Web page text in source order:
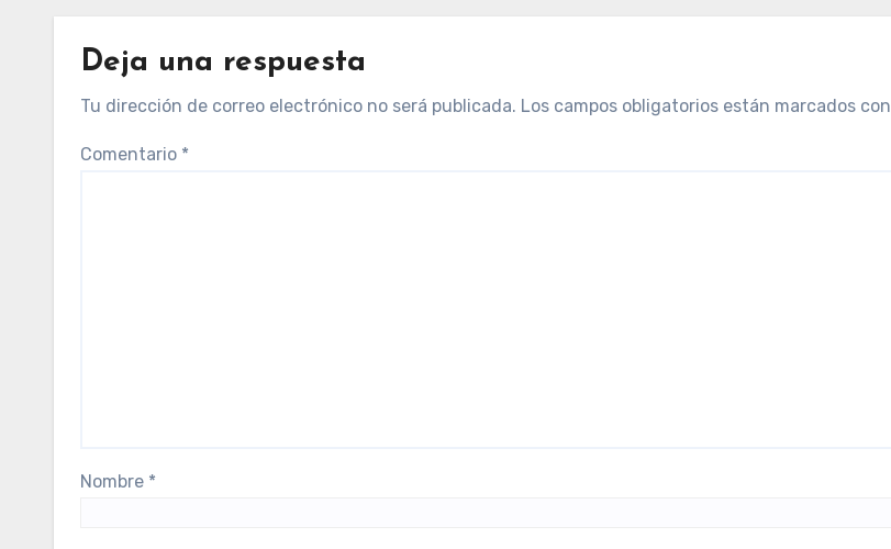
Deja una respuesta
Tu dirección de correo electrónico no será publicada. Los campos obligatorios están marcados con
Comentario *
Nombre *